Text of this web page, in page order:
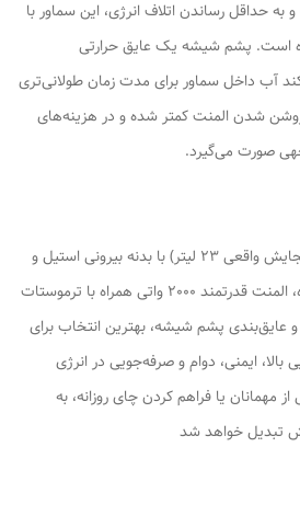
حداقل رساندن اتلاف انرژی، این سماور با
است. پشم شیشه یک عایق حرارتی
آب داخل سماور برای مدت زمان طولانی‌تری
شدن المنت کمتر شده و در هزینه‌های
صورت می‌گیرد.
سماور هیئتی 30 لیتری (با گنجایش واقعی 23 لیتر) با بدنه بیرونی استیل و
جداره داخلی گالوانیزه دوجداره، المنت قدرتمند 2000 واتی همراه با ترموستات
پشم شیشه، بهترین انتخاب برای
ایمنی، دوام و صرفه‌جویی در انرژی
مهمانان یا فراهم کردن چای روزانه، به
تبدیل خواهد شد